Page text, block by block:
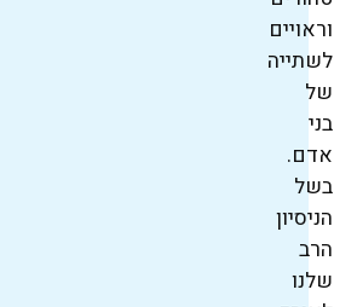
וראויים
לשתייה
של
בני
אדם.
בשל
הניסיון
הרב
שלנו